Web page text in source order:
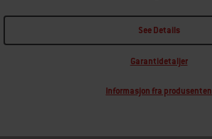
See Details
Garantidetaljer
Informasjon fra produsenten